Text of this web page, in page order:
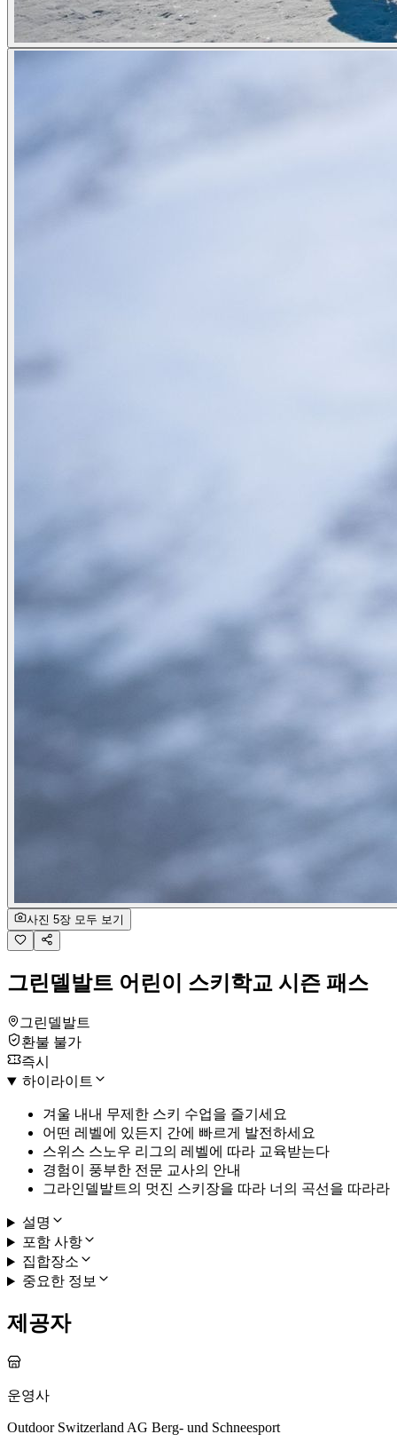
사진 5장 모두 보기
그린델발트 어린이 스키학교 시즌 패스
그린델발트
환불 불가
즉시
하이라이트
겨울 내내 무제한 스키 수업을 즐기세요
어떤 레벨에 있든지 간에 빠르게 발전하세요
스위스 스노우 리그의 레벨에 따라 교육받는다
경험이 풍부한 전문 교사의 안내
그라인델발트의 멋진 스키장을 따라 너의 곡선을 따라라
설명
포함 사항
집합장소
중요한 정보
제공자
운영사
Outdoor Switzerland AG Berg- und Schneesport